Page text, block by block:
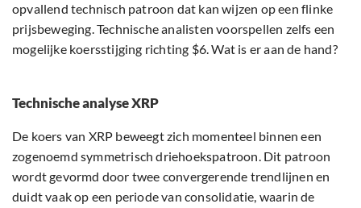
opvallend technisch patroon dat kan wijzen op een flinke
prijsbeweging. Technische analisten voorspellen zelfs een
mogelijke koersstijging richting $6. Wat is er aan de hand?
Technische analyse XRP
De koers van XRP beweegt zich momenteel binnen een
zogenoemd symmetrisch driehoekspatroon. Dit patroon
wordt gevormd door twee convergerende trendlijnen en
duidt vaak op een periode van consolidatie, waarin de